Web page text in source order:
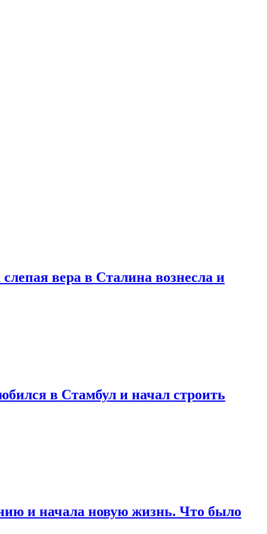
вера в Сталина вознесла и
в Стамбул и начал строить
и начала новую жизнь. Что было